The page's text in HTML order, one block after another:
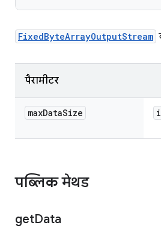
FixedByteArrayOutputStream
पैरामीटर
maxDataSize
पब्लिक मेथड
getData